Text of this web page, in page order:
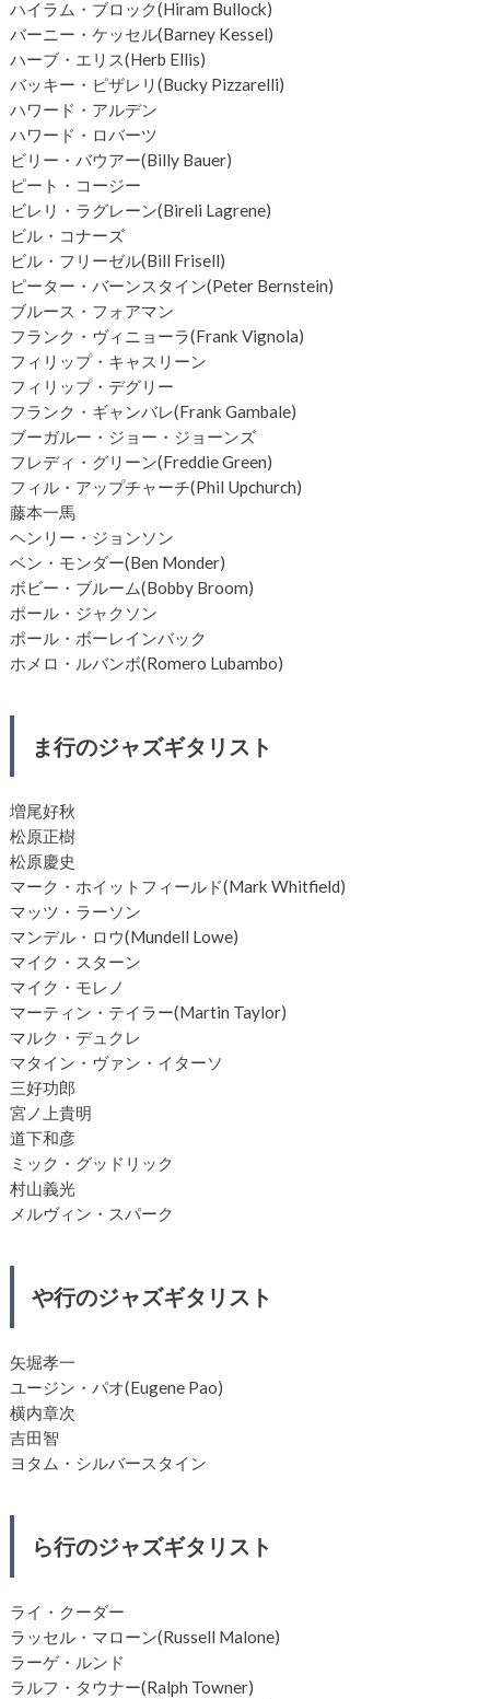
ハイラム・ブロック(Hiram Bullock)
バーニー・ケッセル(Barney Kessel)
ハーブ・エリス(Herb Ellis)
バッキー・ピザレリ(Bucky Pizzarelli)
ハワード・アルデン
ハワード・ロバーツ
ビリー・バウアー(Billy Bauer)
ピート・コージー
ビレリ・ラグレーン(Bireli Lagrene)
ビル・コナーズ
ビル・フリーゼル(Bill Frisell)
ピーター・バーンスタイン(Peter Bernstein)
ブルース・フォアマン
フランク・ヴィニョーラ(Frank Vignola)
フィリップ・キャスリーン
フィリップ・デグリー
フランク・ギャンバレ(Frank Gambale)
ブーガルー・ジョー・ジョーンズ
フレディ・グリーン(Freddie Green)
フィル・アップチャーチ(Phil Upchurch)
藤本一馬
ヘンリー・ジョンソン
ベン・モンダー(Ben Monder)
ボビー・ブルーム(Bobby Broom)
ポール・ジャクソン
ポール・ボーレインバック
ホメロ・ルバンボ(Romero Lubambo)
ま行のジャズギタリスト
増尾好秋
松原正樹
松原慶史
マーク・ホイットフィールド(Mark Whitfield)
マッツ・ラーソン
マンデル・ロウ(Mundell Lowe)
マイク・スターン
マイク・モレノ
マーティン・テイラー(Martin Taylor)
マルク・デュクレ
マタイン・ヴァン・イターソ
三好功郎
宮ノ上貴明
道下和彦
ミック・グッドリック
村山義光
メルヴィン・スパーク
や行のジャズギタリスト
矢堀孝一
ユージン・パオ(Eugene Pao)
横内章次
吉田智
ヨタム・シルバースタイン
ら行のジャズギタリスト
ライ・クーダー
ラッセル・マローン(Russell Malone)
ラーゲ・ルンド
ラルフ・タウナー(Ralph Towner)